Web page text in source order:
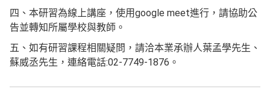
四、本研習為線上講座，使用google meet進行，請協助公
告並轉知所屬學校與教師。
五、如有研習課程相關疑問，請洽本業承辦人葉孟學先生、
蘇威丞先生，連絡電話:02-7749-1876。